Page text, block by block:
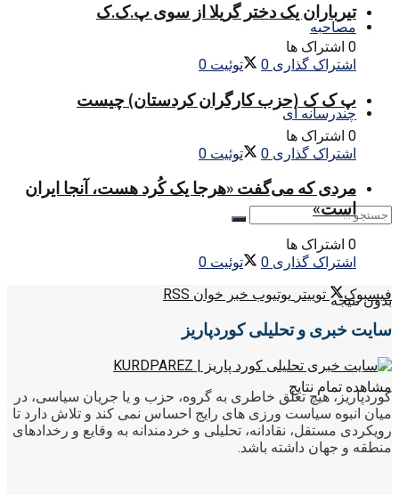
مصاحبه
چندرسانه ای
بدون نتیجه
مشاهده تمام نتایج
تیرباران یک دختر گریلا از سوی پ.ک.ک
0 اشتراک ها
اشتراک گذاری 0 توئیت 0
پ ک ک (حزب کارگران کردستان) چیست
0 اشتراک ها
اشتراک گذاری 0 توئیت 0
مردی که می‌گفت «هرجا یک کُرد هست، آنجا ایران
است»
0 اشتراک ها
اشتراک گذاری 0 توئیت 0
فیسبوک
توییتر یوتیوب خبر خوان RSS
سایت خبری و تحلیلی کوردپاریز
کوردپاریز، هیچ تعلق خاطری به گروه، حزب و یا جریان سیاسی، در
میان انبوه سیاست ورزی های رایج احساس نمی کند و تلاش دارد تا
رویکردی مستقل، نقادانه، تحلیلی و خردمندانه به وقایع و رخدادهای
منطقه و جهان داشته باشد.